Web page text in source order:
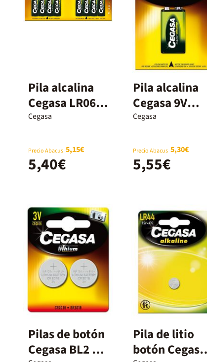
Pila alcalina
Cegasa LR06
8u
Cegasa
Precio Abacus 5,15€
5,40€
Pila alcalina
Cegasa 9V
LF22
Cegasa
Precio Abacus 5,30€
5,55€
Pilas de botón
Cegasa BL2 3V
Pila de litio
botón Cegasa